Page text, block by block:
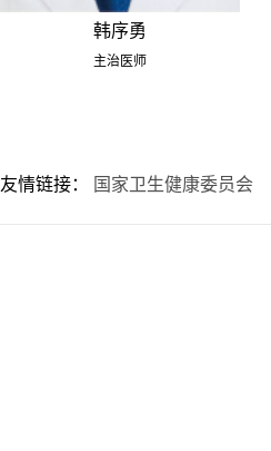
韩序勇
主治医师
友情链接： 国家卫生健康委员会